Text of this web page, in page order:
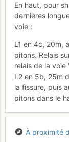
En haut, pour
dernières
voie :
L1 en 4c, 20m,
pitons. Relais
relais de la voie
L2 en 5b, 25m
la fissure, puis
pitons dans le
À proximité